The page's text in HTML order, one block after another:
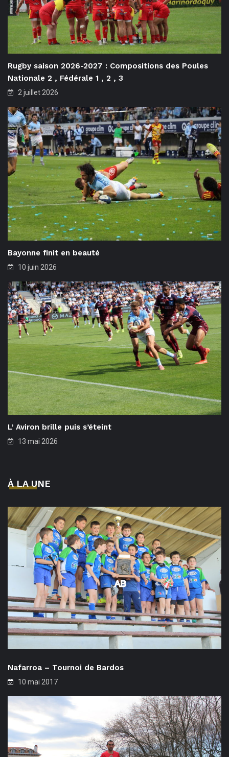
Rugby saison 2026-2027 : Compositions des Poules
Nationale 2 , Fédérale 1 , 2 , 3
2 juillet 2026
Bayonne finit en beauté
10 juin 2026
L’ Aviron brille puis s’éteint
13 mai 2026
À LA UNE
Nafarroa – Tournoi de Bardos
10 mai 2017